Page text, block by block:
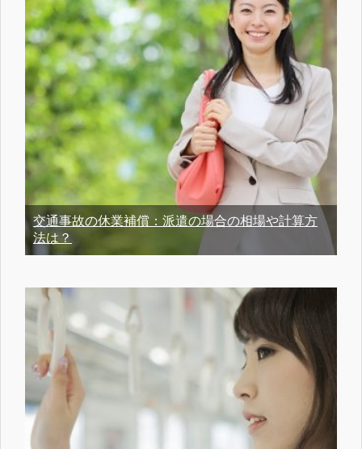
交通事故の休業補償：派遣の場合の相場や計算方
法は？